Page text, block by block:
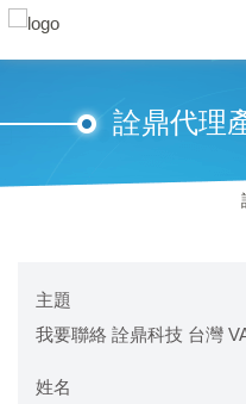
詮鼎代理
主題
我要聯絡 詮鼎科技 台灣
姓名